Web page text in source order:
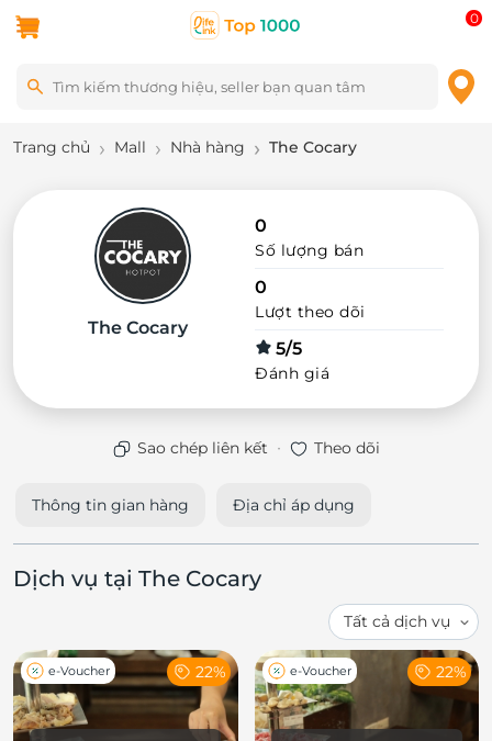
0
Trang chủ Mall Nhà hàng The Cocary
The Cocary
0
Số lượng bán
0
Lượt theo dõi
5/5
Đánh giá
Sao chép liên kết · Theo dõi
Thông tin gian hàng Địa chỉ áp dụng
Dịch vụ tại The Cocary
e-Voucher 22% e-Voucher 22%